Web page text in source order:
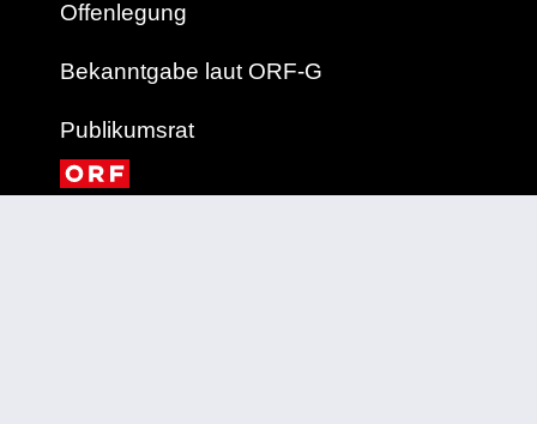
Offenlegung
Bekanntgabe laut ORF-G
Publikumsrat